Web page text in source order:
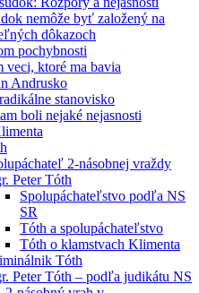
nemôže byť založený na
dôkazoch
pochybnosti
ktoré ma bavia
Andrusko
stanovisko
boli nejaké nejasnosti
2-násobnej vraždy
Peter Tóth
Spolupáchateľstvo podľa NS
SR
Tóth a spolupáchateľstvo
Tóth o klamstvach Klimenta
Tóth
Peter Tóth – podľa judikátu NS